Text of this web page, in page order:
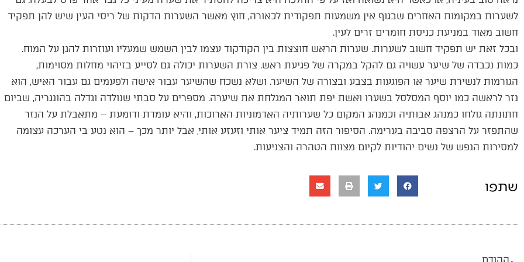
לשערות במקומות האחרים שבגוף אין משמעות תפקודית לכאורה, חוץ מאשר השערות הדקות של ריסי העין שיש להן תפקיד
חשוב מאוד במניעת כניסת חומרים זרים לעין.
ובכל זאת יש תפקיד חשוב לשערות. שערות הראש חוצצות בין הקודקוד עצמו לבין השמש שמעליו ועוזרות להגן על המוח.
כמות נכבדה של שיער עשויה גם להקל במקרה של פגיעת ראש. צורת השערות יכולה גם לסייע בזיהוי מחלות מסוימות,
הגורמות לנשירת שיער או הפוגעות בצבע ובצורה של השיער. ושלא נשכח שהשיער עבור אישה ולפעמים גם עבור האיש, הוא
נזר לראשה כמו יוסף המסלסל בשערו ואשת יפת תואר המגלחת את שיערה. מספרים על סבתי שנולדה וגדלה בהונגריה, שביום
חתונתה גולחו כמנהג אבותיה וכמנהג המקום כל שערותיה האדמוניות הארוכות, והיא עומדת ודומעת – מתאבלת על הנזר
שהתפזר על הרצפה סביבה בערימה. הסיפור הזה תמיד ציער אותי וזעזע אותי, אבל יותר מכך – הוא נטע בי הערכה עצומה
למסירות הנפש של נשים יהודיות לקיום מצוות הטהרה והצניעות.
שתפו